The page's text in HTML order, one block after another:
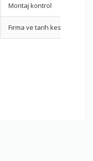
Montaj kontrol
Firma ve tarih kesinleştirme